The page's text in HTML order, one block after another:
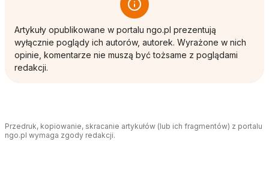
Artykuły opublikowane w portalu ngo.pl prezentują
wyłącznie poglądy ich autorów, autorek. Wyrażone w nich
opinie, komentarze nie muszą być tożsame z poglądami
redakcji.
Przedruk, kopiowanie, skracanie artykułów (lub ich fragmentów) z portalu
ngo.pl wymaga zgody redakcji.